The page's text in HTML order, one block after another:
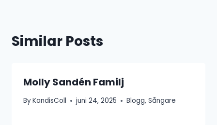
Similar Posts
Molly Sandén Familj
ByKandisColl juni 24, 2025 Blogg,Sångare